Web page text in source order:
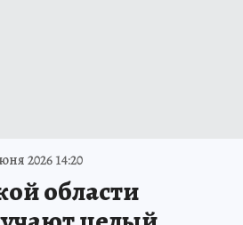
2026 14:20
области